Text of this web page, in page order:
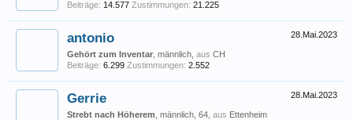
Beiträge: 14.577 Zustimmungen: 21.225
28.Mai.2023
antonio
Gehört zum Inventar , männlich, aus CH
Beiträge: 6.299 Zustimmungen: 2.552
28.Mai.2023
Gerrie
Strebt nach Höherem , männlich, 64, aus Ettenheim